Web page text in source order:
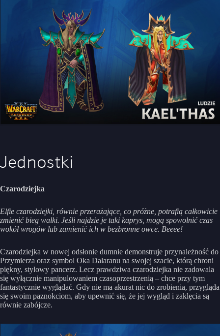
Jednostki
Czarodziejka
Elfie czarodziejki, równie przerażające, co próżne, potrafią całkowicie
zmienić bieg walki. Jeśli najdzie je taki kaprys, mogą spowolnić czas
wokół wrogów lub zamienić ich w bezbronne owce. Beeee!
Czarodziejka w nowej odsłonie dumnie demonstruje przynależność do
Przymierza oraz symbol Oka Dalaranu na swojej szacie, którą chroni
piękny, stylowy pancerz. Lecz prawdziwa czarodziejka nie zadowala
się wyłącznie manipulowaniem czasoprzestrzenią – chce przy tym
fantastycznie wyglądać. Gdy nie ma akurat nic do zrobienia, przygląda
się swoim paznokciom, aby upewnić się, że jej wygląd i zaklęcia są
równie zabójcze.